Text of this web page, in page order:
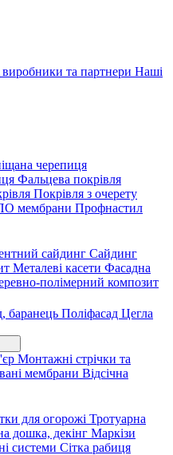
та партнери Наші
черепиця
Фальцева покрівля
Покрівля з очерету
мембрани Профнастил
сайдинг Сайдинг
Металеві касети Фасадна
полімерний композит
баранець Поліфасад Цегла
Монтажні стрічки та
мембрани Відсічна
для огорожі Тротуарна
дошка, декінг Маркізи
системи Сітка рабиця